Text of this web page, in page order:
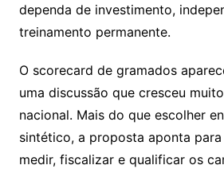
dependa de investimento,
treinamento permanente.
O scorecard de gramados
uma discussão que cresceu
nacional. Mais do que escolher
sintético, a proposta aponta
medir, fiscalizar e qualificar os